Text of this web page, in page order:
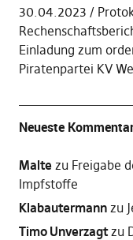
30.04.2023
Einladung zum
Piratenpartei KV
Neueste
Maltezu Freigabe
Impfstoffe
Klabautermannzu
Timo Unverzagtzu